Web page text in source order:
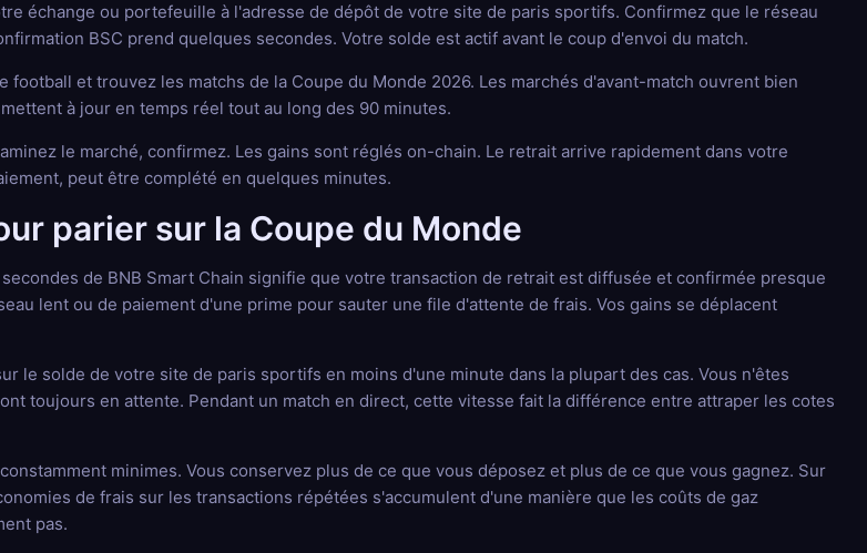
échange ou portefeuille à l'adresse de dépôt de votre site de paris sportifs. Confirmez que le réseau
BSC prend quelques secondes. Votre solde est actif avant le coup d'envoi du match.
football et trouvez les matchs de la Coupe du Monde 2026. Les marchés d'avant-match ouvrent bien
à jour en temps réel tout au long des 90 minutes.
le marché, confirmez. Les gains sont réglés on-chain. Le retrait arrive rapidement dans votre
peut être complété en quelques minutes.
parier sur la Coupe du Monde
de BNB Smart Chain signifie que votre transaction de retrait est diffusée et confirmée presque
lent ou de paiement d'une prime pour sauter une file d'attente de frais. Vos gains se déplacent
le solde de votre site de paris sportifs en moins d'une minute dans la plupart des cas. Vous n'êtes
toujours en attente. Pendant un match en direct, cette vitesse fait la différence entre attraper les cotes
minimes. Vous conservez plus de ce que vous déposez et plus de ce que vous gagnez. Sur
de frais sur les transactions répétées s'accumulent d'une manière que les coûts de gaz
pas.